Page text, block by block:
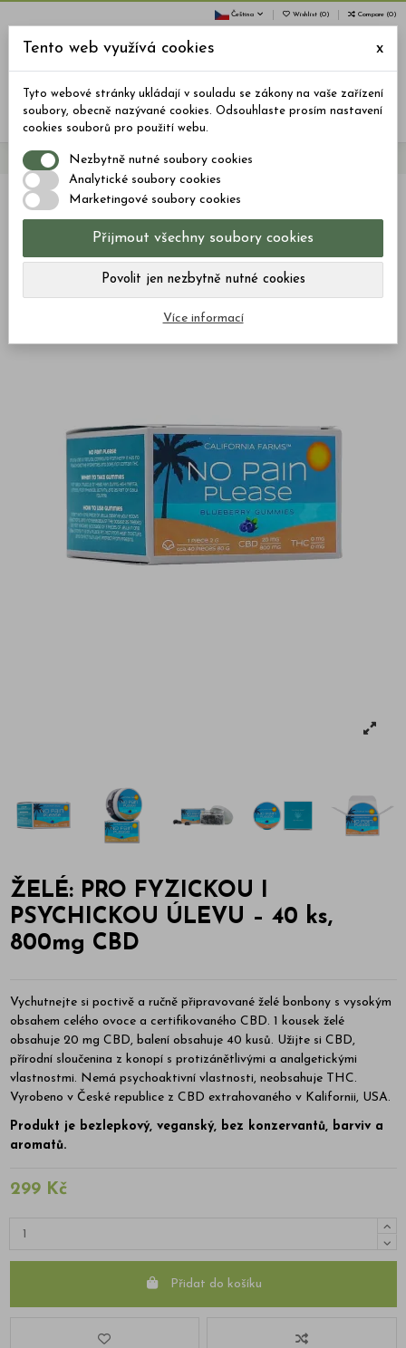
Čeština Wishlist (0) Compare (0)
Menu Vyhledávání Přihlásit se Košík
Domů Želé ŽELÉ: PRO FYZICKOU I PSYCHICKOU ÚLEVU – 40 ks, 800mg CBD
ŽELÉ: PRO FYZICKOU I
PSYCHICKOU ÚLEVU – 40 ks,
800mg CBD
Vychutnejte si poctivě a ručně připravované želé bonbony s vysokým
obsahem celého ovoce a certifikovaného CBD. 1 kousek želé
obsahuje 20 mg CBD, balení obsahuje 40 kusů. Užijte si CBD,
přírodní sloučenina z konopí s protizánětlivými a analgetickými
vlastnostmi. Nemá psychoaktivní vlastnosti, neobsahuje THC.
Vyrobeno v České republice z CBD extrahovaného v Kalifornii, USA.
Produkt je bezlepkový, veganský, bez konzervantů, barviv a
aromatů.
299 Kč
Přidat do košíku
Tento web využívá cookies x
Tyto webové stránky ukládají v souladu se zákony na vaše zařízení
soubory, obecně nazývané cookies. Odsouhlaste prosím nastavení
cookies souborů pro použití webu.
Nezbytně nutné soubory cookies
Analytické soubory cookies
Marketingové soubory cookies
Přijmout všechny soubory cookies
Povolit jen nezbytně nutné cookies
Více informací